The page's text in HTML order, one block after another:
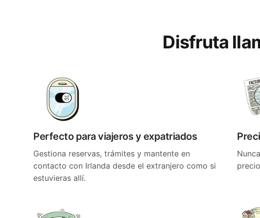
Disfruta
Perfecto para viajeros y expatriados
Gestiona reservas, trámites y mantente en
contacto con Irlanda desde el extranjero como si
estuvieras allí.